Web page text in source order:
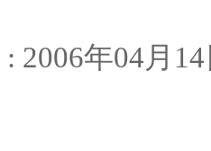
: 2006年04月 14